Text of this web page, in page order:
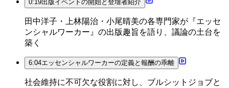
0:19出版イベントの開始と登壇者紹介
田中洋子・上林陽治・小尾晴美の各専門家が『エッセ
ンシャルワーカー』の出版趣旨を語り、議論の土台を
築く
6:04エッセンシャルワーカーの定義と報酬の乖離
社会維持に不可欠な役割に対し、ブルシットジョブと